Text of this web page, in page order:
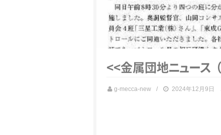
<<金属団地ニュース（
g-mecca-new 2024年12月9日